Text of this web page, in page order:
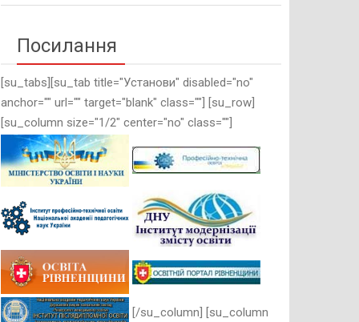
Посилання
[su_tabs][su_tab title="Установи" disabled="no"
anchor="" url="" target="blank" class=""] [su_row]
[su_column size="1/2" center="no" class=""]
[/su_column] [su_column